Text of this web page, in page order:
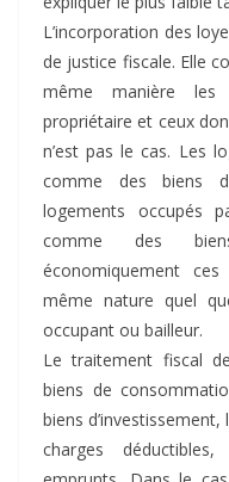
L’incorporation des
de justice fiscale. Elle
même manière les
propriétaire et ceux
n’est pas le cas. Les
comme des biens
logements occupés
comme des
économiquement
même nature quel
occupant ou bailleur.
Le traitement fiscal
biens de
biens
charges